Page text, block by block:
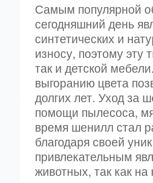
Самым популярной
сегодняшний день
синтетических и
износу, поэтому эту
так и детской
выгоранию цвета
долгих лет. Уход за
помощи пылесоса,
время шенилл стал
благодаря своей
привлекательным
животных, так как